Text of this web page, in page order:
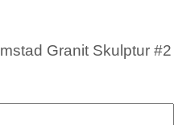
Granit Skulptur